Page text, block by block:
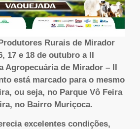
Rurais de Mirador
17 e 18 de outubro a II
Agropecuária de Mirador – II
está marcado para o mesmo
ou seja, no Parque Vô Feira
no Bairro Muriçoca.
excelentes condições,